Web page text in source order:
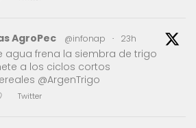
AgroPec @infonap · 23h
agua frena la siembra de trigo
a los ciclos cortos
@ArgenTrigo
Twitter